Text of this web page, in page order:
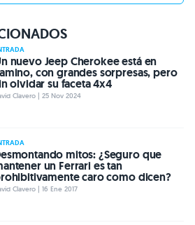
nuevo Jeep Cherokee está en
con grandes sorpresas, pero
olvidar su faceta 4x4
Clavero | 25 Nov 2024
mitos: ¿Seguro que
un Ferrari es tan
caro como dicen?
Clavero | 16 Ene 2017